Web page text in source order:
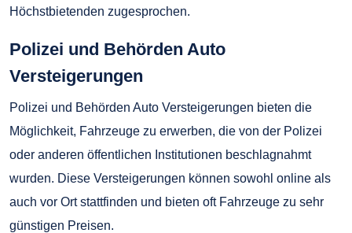
Höchstbietenden zugesprochen.
Polizei und Behörden Auto
Versteigerungen
Polizei und Behörden Auto Versteigerungen bieten die
Möglichkeit, Fahrzeuge zu erwerben, die von der Polizei
oder anderen öffentlichen Institutionen beschlagnahmt
wurden. Diese Versteigerungen können sowohl online als
auch vor Ort stattfinden und bieten oft Fahrzeuge zu sehr
günstigen Preisen.